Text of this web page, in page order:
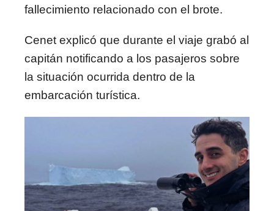
fallecimiento relacionado con el brote.
Cenet explicó que durante el viaje grabó al
capitán notificando a los pasajeros sobre
la situación ocurrida dentro de la
embarcación turística.